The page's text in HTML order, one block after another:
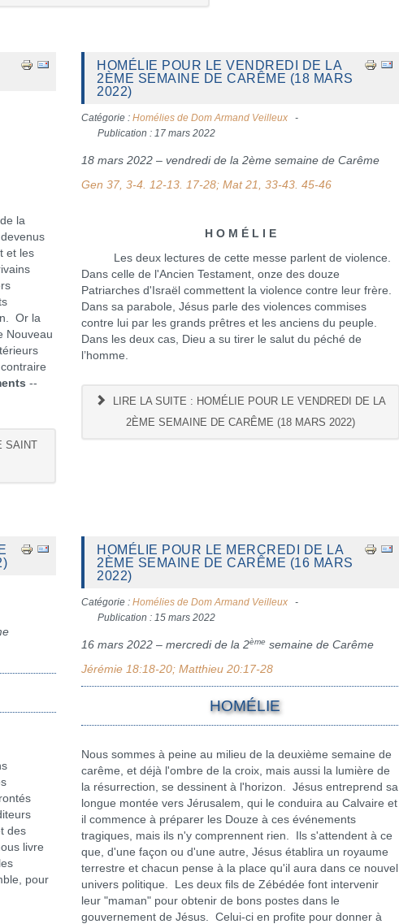
la
et les
Or la
Nouveau
--
SAINT
HOMÉLIE POUR LE VENDREDI DE LA
2ÈME SEMAINE DE CARÊME (18 MARS
2022)
Catégorie :Homélies de Dom Armand Veilleux
Publication : 17 mars 2022
18 mars 2022 – vendredi de la 2ème semaine de Carême
Gen 37, 3-4. 12-13. 17-28; Mat 21, 33-43. 45-46
H O M É L I E
Les deux lectures de cette messe parlent de violence.
Dans celle de l'Ancien Testament, onze des douze
Patriarches d'Israël commettent la violence contre leur frère.
Dans sa parabole, Jésus parle des violences commises
contre lui par les grands prêtres et les anciens du peuple.
Dans les deux cas, Dieu a su tirer le salut du péché de
l’homme.
LIRE LA SUITE : HOMÉLIE POUR LE VENDREDI DE LA
2ÈME SEMAINE DE CARÊME (18 MARS 2022)
des
livre
pour
HOMÉLIE POUR LE MERCREDI DE LA
2ÈME SEMAINE DE CARÊME (16 MARS
2022)
Catégorie :Homélies de Dom Armand Veilleux
Publication : 15 mars 2022
16 mars 2022 – mercredi de la 2ème semaine de Carême
Jérémie 18:18-20; Matthieu 20:17-28
HOMÉLIE
Nous sommes à peine au milieu de la deuxième semaine de
carême, et déjà l'ombre de la croix, mais aussi la lumière de
la résurrection, se dessinent à l'horizon. Jésus entreprend sa
longue montée vers Jérusalem, qui le conduira au Calvaire et
il commence à préparer les Douze à ces événements
tragiques, mais ils n'y comprennent rien. Ils s'attendent à ce
que, d'une façon ou d'une autre, Jésus établira un royaume
terrestre et chacun pense à la place qu'il aura dans ce nouvel
univers politique. Les deux fils de Zébédée font intervenir
leur "maman" pour obtenir de bons postes dans le
gouvernement de Jésus. Celui-ci en profite pour donner à